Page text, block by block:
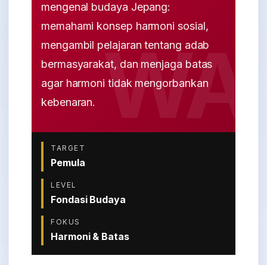
mengenal budaya Jepang:
memahami konsep harmoni sosial,
mengambil pelajaran tentang adab
bermasyarakat, dan menjaga batas
agar harmoni tidak mengorbankan
kebenaran.
TARGET
Pemula
LEVEL
Fondasi Budaya
FOKUS
Harmoni & Batas